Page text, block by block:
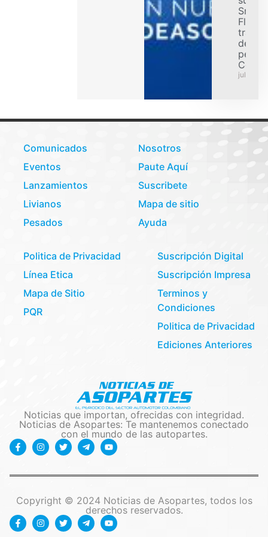
Smart
Flex
de
julio 31,
Comunicados
Eventos
Lanzamientos
Livianos
Pesados
Nosotros
Paute Aquí
Suscribete
Mapa de sitio
Ayuda
Politica de Privacidad
Línea Etica
Mapa de Sitio
PQR
Suscripción Digital
Suscripción Impresa
Terminos y
Condiciones
Politica de Privacidad
Ediciones Anteriores
Noticias que importan, ofrecidas con integridad.
Noticias de Asopartes: Te mantenemos conectado
con el mundo de las autopartes.
Copyright © 2024 Noticias de Asopartes, todos los
derechos reservados.